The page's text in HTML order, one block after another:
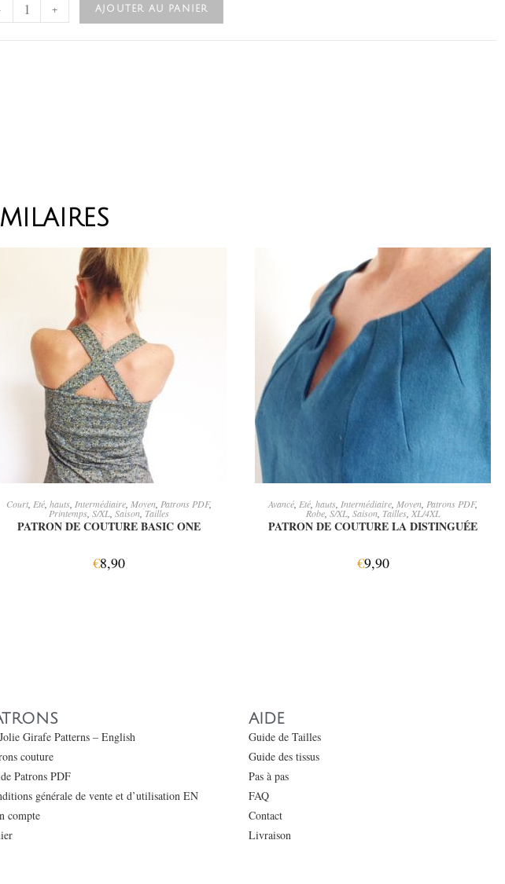
+ AJOUTER AU PANIER
AJOUTER AU PANIER
Court, Eté, hauts, Intermédiaire, Moyen, Patrons PDF,
Printemps, S/XL, Saison,Tailles
PATRON DE COUTURE BASIC ONE
€8,90
AJOUTER AU PANIER
Avancé Eté hauts Intermédiaire Moyen Patrons PDF,
Robe, S/XL, Saison, Tailles,XL/4XL
PATRON DE COUTURE LA DISTINGUÉE
€9,90
Girafe Patterns – English
couture
Patrons PDF
générale de vente et d’utilisation EN
compte
AIDE
Guide de Tailles
Guide des tissus
Pas à pas
FAQ
Contact
Livraison